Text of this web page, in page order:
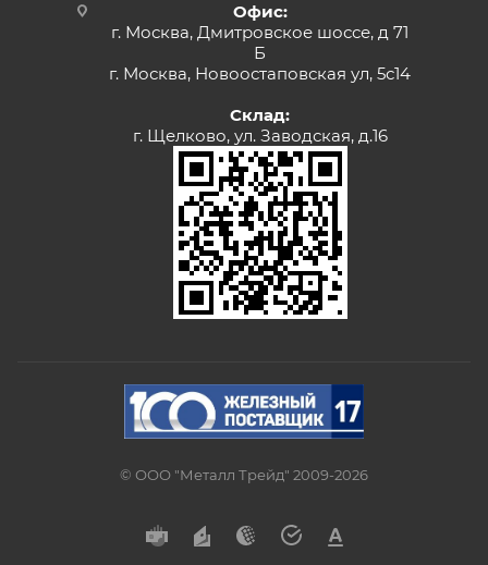
Офис:
г. Москва, Дмитровское шоссе, д 71
Б
г. Москва, Новоостаповская ул, 5с14
Склад:
г. Щелково, ул. Заводская, д.16
© ООО "Металл Трейд" 2009-2026